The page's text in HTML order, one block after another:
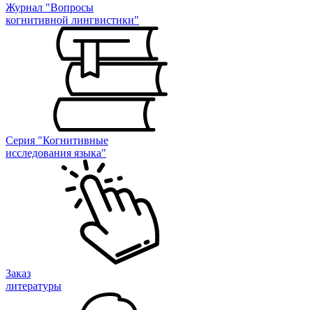
Журнал "Вопросы
когнитивной лингвистики"
Серия "Когнитивные
исследования языка"
Заказ
литературы